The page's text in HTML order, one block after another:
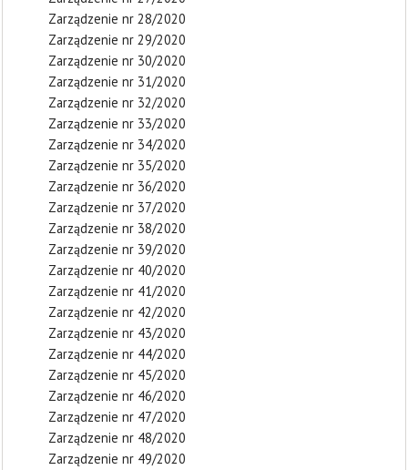
Zarządzenie nr 28/2020
Zarządzenie nr 29/2020
Zarządzenie nr 30/2020
Zarządzenie nr 31/2020
Zarządzenie nr 32/2020
Zarządzenie nr 33/2020
Zarządzenie nr 34/2020
Zarządzenie nr 35/2020
Zarządzenie nr 36/2020
Zarządzenie nr 37/2020
Zarządzenie nr 38/2020
Zarządzenie nr 39/2020
Zarządzenie nr 40/2020
Zarządzenie nr 41/2020
Zarządzenie nr 42/2020
Zarządzenie nr 43/2020
Zarządzenie nr 44/2020
Zarządzenie nr 45/2020
Zarządzenie nr 46/2020
Zarządzenie nr 47/2020
Zarządzenie nr 48/2020
Zarządzenie nr 49/2020